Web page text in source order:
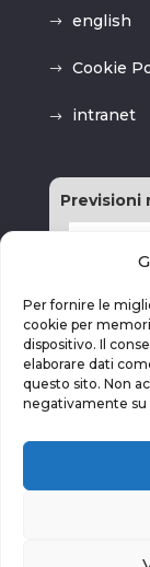
Per fornire le
cookie per
dispositivo. Il
elaborare dati
questo sito. Non
negativamente su
english
Cookie
intranet
Previsioni